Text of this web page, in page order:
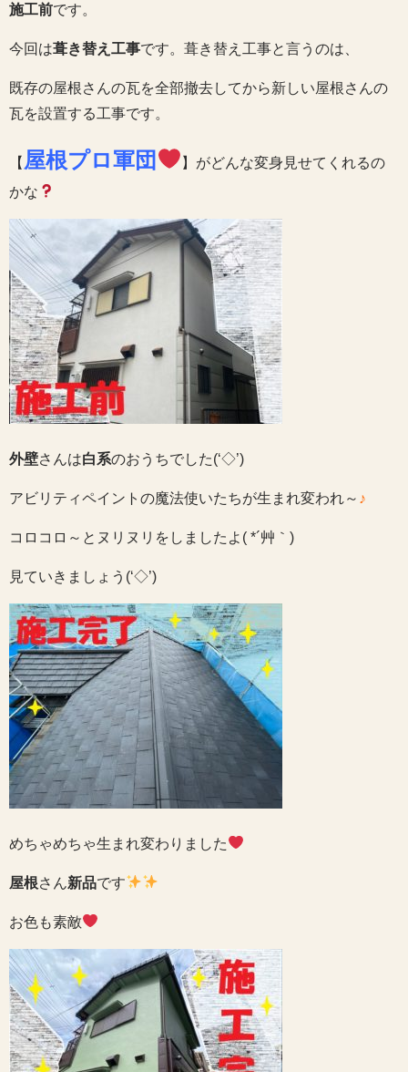
施工前です。
今回は葺き替え工事です。葺き替え工事と言うのは、
既存の屋根さんの瓦を全部撤去してから新しい屋根さんの
瓦を設置する工事です。
【 屋根プロ軍団
】がどんな変身見せてくれるの
かな
外壁さんは白系のおうちでした(‘◇’)ゞ
アビリティペイントの魔法使いたちが生まれ変われ～ ♪
コロコロ～とヌリヌリをしましたよ( *´艸｀)
見ていきましょう(‘◇’)ゞ
めちゃめちゃ生まれ変わりました
屋根さん新品です
お色も素敵